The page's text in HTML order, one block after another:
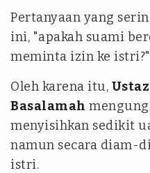
Pertanyaan yang
ini, "apakah suami
meminta izin ke
Oleh karena itu,
Basalamah
menyisihkan sedikit
namun secara diam-
istri.